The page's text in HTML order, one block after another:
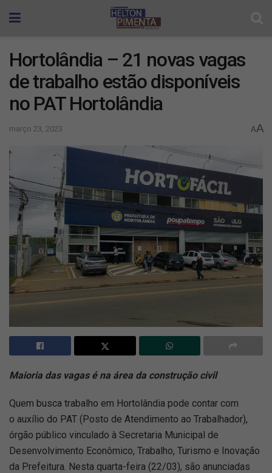
Hortolândia – 21 novas vagas
de trabalho estão disponíveis
no PAT Hortolândia
março 23, 2023 AA
Maioria das vagas é na área da construção civil
Quem busca trabalho em Hortolândia pode contar com
o auxílio do PAT (Posto de Atendimento ao Trabalhador),
órgão público vinculado à Secretaria Municipal de
Desenvolvimento Econômico, Trabalho, Turismo e Inovação
da Prefeitura. Nesta quarta-feira (22/03), são anunciadas